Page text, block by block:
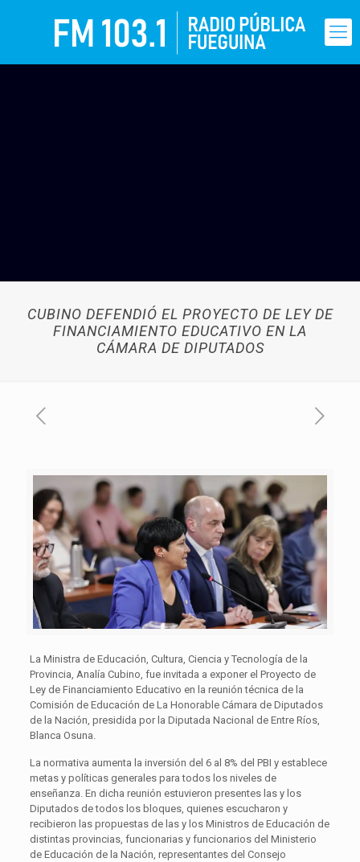
CUBINO DEFENDIÓ EL PROYECTO DE LEY DE
FINANCIAMIENTO EDUCATIVO EN LA
CÁMARA DE DIPUTADOS
La Ministra de Educación, Cultura, Ciencia y Tecnología de la
Provincia, Analía Cubino, fue invitada a exponer el Proyecto de
Ley de Financiamiento Educativo en la reunión técnica de la
Comisión de Educación de La Honorable Cámara de Diputados
de la Nación, presidida por la Diputada Nacional de Entre Ríos,
Blanca Osuna.
La normativa aumenta la inversión del 6 al 8% del PBI y establece
metas y políticas generales para todos los niveles de
enseñanza. En dicha reunión estuvieron presentes las y los
Diputados de todos los bloques, quienes escucharon y
recibieron las propuestas de las y los Ministros de Educación de
distintas provincias, funcionarias y funcionarios del Ministerio
de Educación de la Nación, representantes del Consejo